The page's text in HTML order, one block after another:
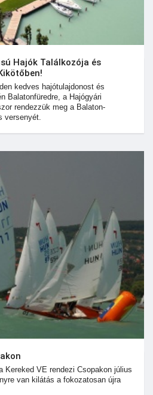
Hajók Találkozója és
kedves hajótulajdonost és
Balatonfüredre, a Hajógyári
rendezzük meg a Balaton-
versenyét.
Kereked VE rendezi Csopakon július
van kilátás a fokozatosan újra